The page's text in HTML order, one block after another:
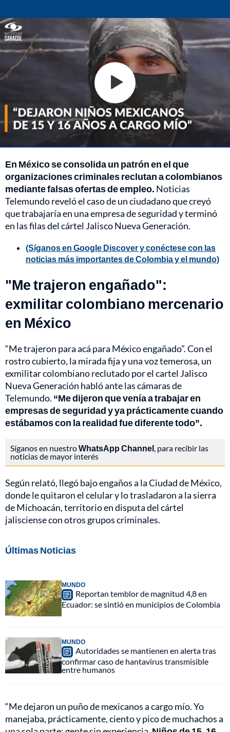
En México se consolida un patrón en el que
organizaciones criminales reclutan a colombianos
mediante falsas ofertas de empleo. Noticias
Telemundo reveló el caso de un ciudadano que creyó
que trabajaría en una empresa de seguridad y terminó
en las filas del cártel Jalisco Nueva Generación.
(Síganos en Google Discover y conéctese con las
noticias más importantes de Colombia y el mundo)
"Me trajeron engañado":
exmilitar colombiano mercenario
en México
“Me trajeron para acá para México engañado”. Con el
rostro cubierto, la mirada fija y una voz temerosa, un
exmilitar colombiano reclutado por el cartel Jalisco
Nueva Generación habló ante las cámaras de
Telemundo. “Me dijeron que venía a trabajar en
empresas de seguridad y ya prácticamente cuando
estábamos con la realidad fue diferente todo”.
Síganos en nuestroWhatsApp Channel , para recibir las
noticias de mayor interés
Según relató, llegó bajo engaños a la Ciudad de México,
donde le quitaron el celular y lo trasladaron a la sierra
de Michoacán, territorio en disputa del cártel
jalisciense con otros grupos criminales.
Últimas Noticias
MUNDO
Reportan temblor de magnitud 4,8 en
Ecuador: se sintió en municipios de Colombia
MUNDO
Autoridades se mantienen en alerta tras
confirmar caso de hantavirus transmisible
entre humanos
“Me dejaron un puño de mexicanos a cargo mío. Yo
manejaba, prácticamente, ciento y pico de muchachos a